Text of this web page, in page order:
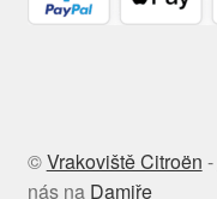
©Vrakoviště Citroën -
nás na Damiře